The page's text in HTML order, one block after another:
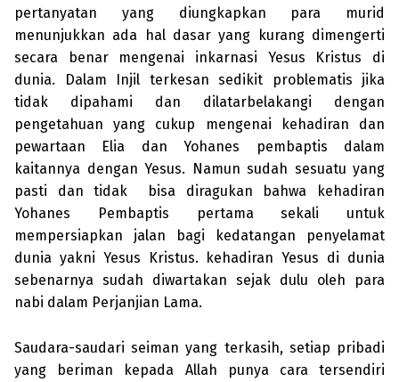
pertanyatan yang diungkapkan para murid
menunjukkan ada hal dasar yang kurang dimengerti
secara benar mengenai inkarnasi Yesus Kristus di
dunia. Dalam Injil terkesan sedikit problematis jika
tidak dipahami dan dilatarbelakangi dengan
pengetahuan yang cukup mengenai kehadiran dan
pewartaan Elia dan Yohanes pembaptis dalam
kaitannya dengan Yesus. Namun sudah sesuatu yang
pasti dan tidak bisa diragukan bahwa kehadiran
Yohanes Pembaptis pertama sekali untuk
mempersiapkan jalan bagi kedatangan penyelamat
dunia yakni Yesus Kristus. kehadiran Yesus di dunia
sebenarnya sudah diwartakan sejak dulu oleh para
nabi dalam Perjanjian Lama.
Saudara-saudari seiman yang terkasih, setiap pribadi
yang beriman kepada Allah punya cara tersendiri